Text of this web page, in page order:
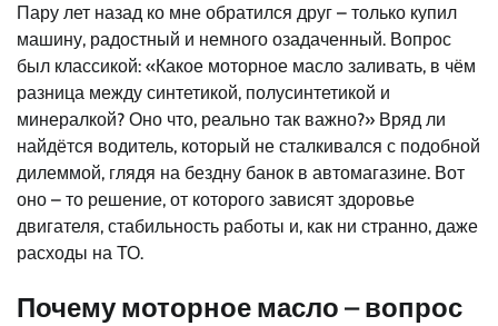
Пару лет назад ко мне обратился друг – только купил
машину, радостный и немного озадаченный. Вопрос
был классикой: «Какое моторное масло заливать, в чём
разница между синтетикой, полусинтетикой и
минералкой? Оно что, реально так важно?» Вряд ли
найдётся водитель, который не сталкивался с подобной
дилеммой, глядя на бездну банок в автомагазине. Вот
оно – то решение, от которого зависят здоровье
двигателя, стабильность работы и, как ни странно, даже
расходы на ТО.
Почему моторное масло – вопрос